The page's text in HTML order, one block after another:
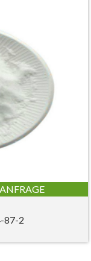
ANFRAGE
87-2